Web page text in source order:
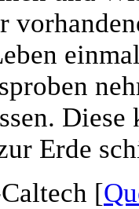
Diese
Erde
[